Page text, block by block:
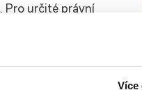
Více
Pro určité právní